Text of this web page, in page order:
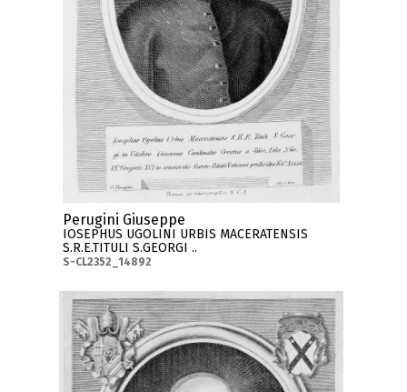
Perugini Giuseppe
IOSEPHUS UGOLINI URBIS MACERATENSIS
S.R.E.TITULI S.GEORGI ..
S-CL2352_14892